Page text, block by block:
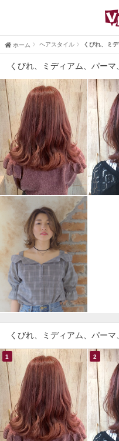
ホーム ヘアスタイル くびれ、ミ
くびれ、ミディアム、パー
くびれ、ミディアム、パー